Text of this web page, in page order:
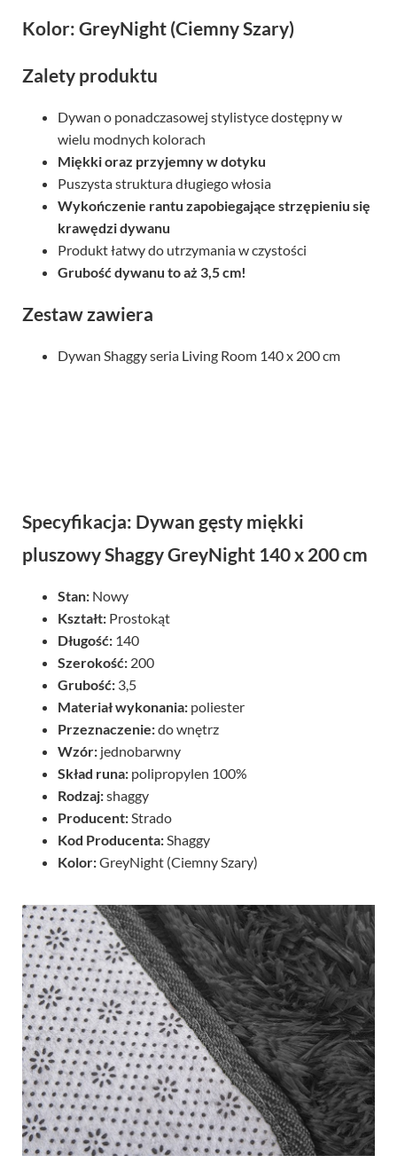
Kolor: GreyNight (Ciemny Szary)
Zalety produktu
Dywan o ponadczasowej stylistyce dostępny w
wielu modnych kolorach
Miękki oraz przyjemny w dotyku
Puszysta struktura długiego włosia
Wykończenie rantu zapobiegające strzępieniu się
krawędzi dywanu
Produkt łatwy do utrzymania w czystości
Grubość dywanu to aż 3,5 cm!
Zestaw zawiera
Dywan Shaggy seria Living Room 140 x 200 cm
Specyfikacja: Dywan gęsty miękki
pluszowy Shaggy GreyNight 140 x 200 cm
Stan: Nowy
Kształt: Prostokąt
Długość: 140
Szerokość: 200
Grubość: 3,5
Materiał wykonania: poliester
Przeznaczenie:do wnętrz
Wzór: jednobarwny
Skład runa: polipropylen 100%
Rodzaj:shaggy
Producent:Strado
Kod Producenta:Shaggy
Kolor:GreyNight (Ciemny Szary)